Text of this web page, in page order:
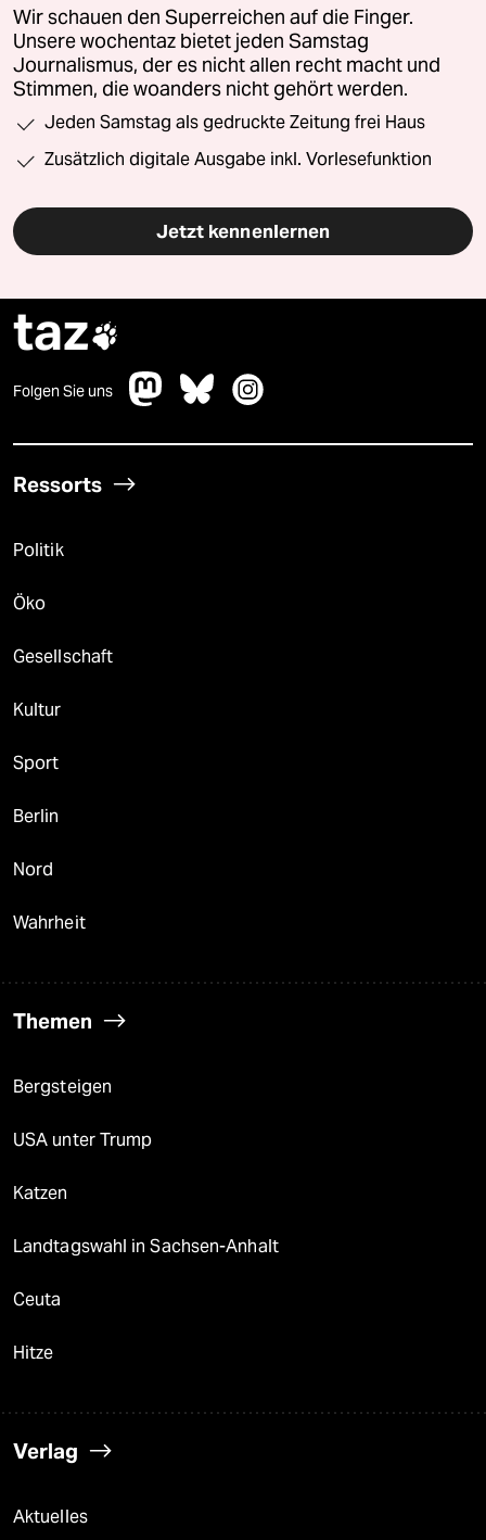
Wir schauen den Superreichen auf die Finger.
Unsere wochentaz bietet jeden Samstag
Journalismus, der es nicht allen recht macht und
Stimmen, die woanders nicht gehört werden.
Jeden Samstag als gedruckte Zeitung frei Haus
Zusätzlich digitale Ausgabe inkl. Vorlesefunktion
Jetzt kennenlernen
taz
Folgen Sie uns
Ressorts
Politik
Öko
Gesellschaft
Kultur
Sport
Berlin
Nord
Wahrheit
Themen
Bergsteigen
USA unter Trump
Katzen
Landtagswahl in Sachsen-Anhalt
Ceuta
Hitze
Verlag
Aktuelles